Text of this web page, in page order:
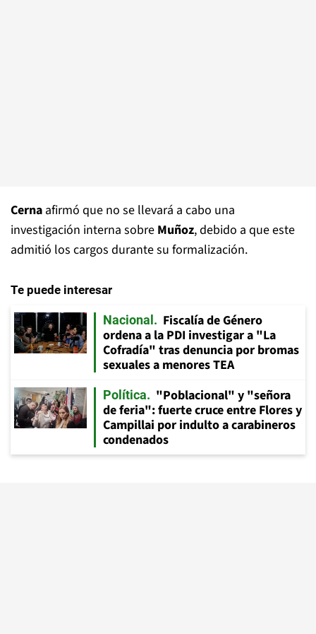
Cerna afirmó que no se llevará a cabo una
investigación interna sobre Muñoz, debido a que este
admitió los cargos durante su formalización.
Te puede interesar
Nacional
Fiscalía de Género
ordena a la PDI investigar a "La
Cofradía" tras denuncia por bromas
sexuales a menores TEA
Política
"Poblacional" y "señora
de feria": fuerte cruce entre Flores y
Campillai por indulto a carabineros
condenados